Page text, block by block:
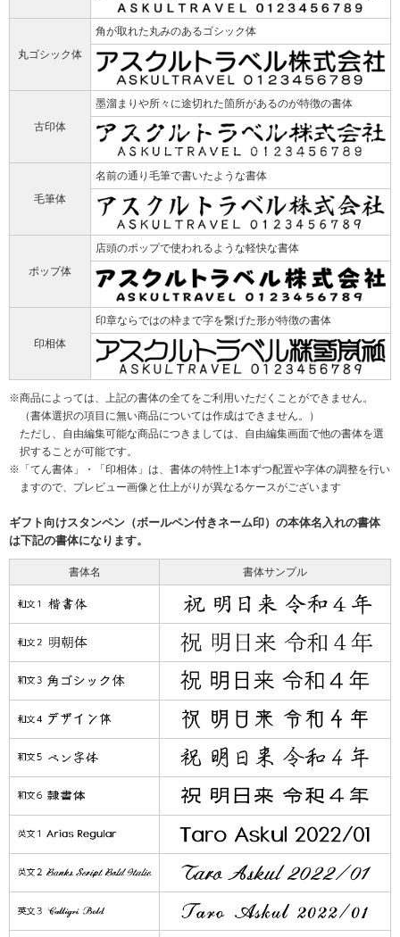
丸ゴシック体
角が取れた丸みのあるゴシック体
古印体
墨溜まりや所々に途切れた箇所があるのが特徴の書体
毛筆体
名前の通り毛筆で書いたような書体
ポップ体
店頭のポップで使われるような軽快な書体
印相体
印章ならではの枠まで字を繋げた形が特徴の書体
商品によっては、上記の書体の全てをご利用いただくことができません。
（書体選択の項目に無い商品については作成はできません。）
ただし、自由編集可能な商品につきましては、自由編集画面で他の書体を選
択することが可能です。
「てん書体」・「印相体」は、書体の特性上1本ずつ配置や字体の調整を行い
ますので、プレビュー画像と仕上がりが異なるケースがございます
ギフト向けスタンペン（ボールペン付きネーム印）の本体名入れの書体
は下記の書体になります。
書体名 書体サンプル